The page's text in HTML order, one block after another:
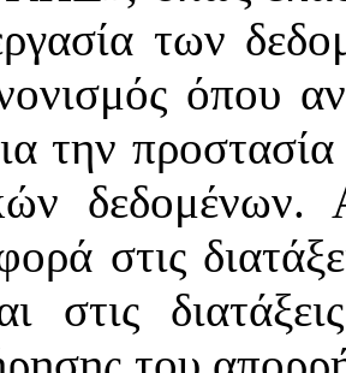
των
όπου
την
στις
στις